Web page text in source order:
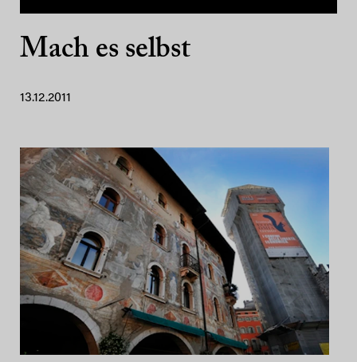
Mach es selbst
13.12.2011